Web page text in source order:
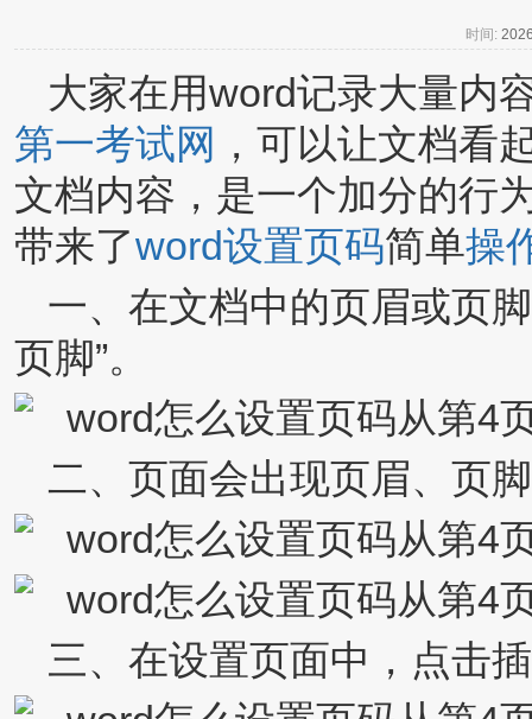
时间:
大家在用word记录大量内
第一考试网 ，可以让文档看
文档内容，是一个加分的行
带来了word设置页码简单操
一、在文档中的页眉或页
页脚”。
二、页面会出现页眉、页
三、在设置页面中，点击